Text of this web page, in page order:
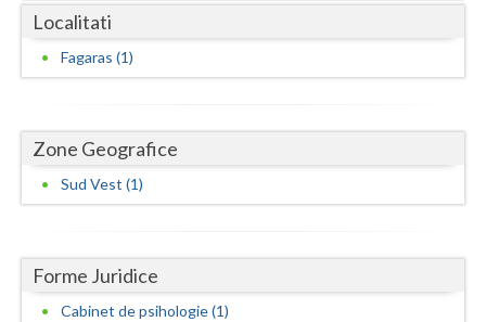
Giurgiu
Gorj
Hunedoara
Ialomita
Ilfov
Localitati
Fagaras (1)
Zone Geografice
Sud Vest (1)
Forme Juridice
Cabinet de psihologie (1)